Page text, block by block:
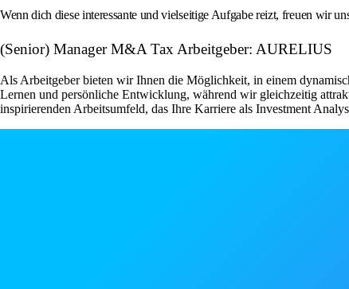
Wenn dich diese interessante und vielseitige Aufgabe reizt, freuen wir
(Senior) Manager M&A Tax Arbeitgeber: AURELIUS
Als Arbeitgeber bieten wir Ihnen die Möglichkeit, in einem
Lernen und persönliche Entwicklung, während wir gleichzeitig
inspirierenden Arbeitsumfeld, das Ihre Karriere als Investment